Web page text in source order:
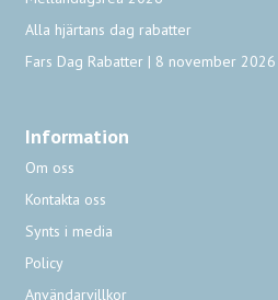
Alla hjärtans dag rabatter
Fars Dag Rabatter | 8 november 2026
Information
Om oss
Kontakta oss
Synts i media
Policy
Användarvillkor